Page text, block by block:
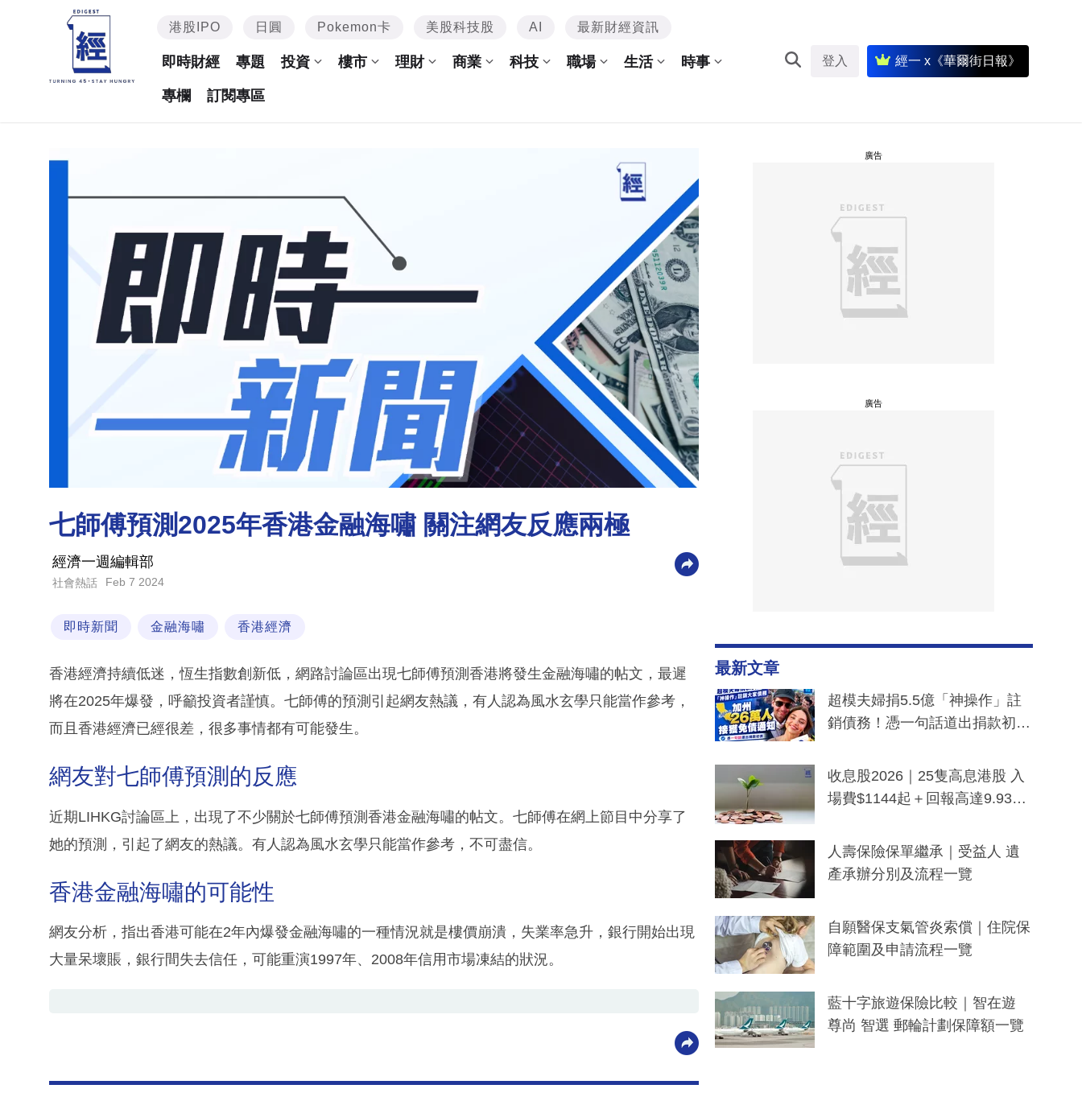
港股IPO 日圓 Pokemon卡 美股科技股 AI 最新財經資訊
即時財經 專題 投資 樓市 理財 商業 科技 職場 生活 時事
專欄 訂閱專區
登入 經一 x《華爾街日報》
七師傅預測2025年香港金融海嘯 關注網友反應兩極
經濟一週編輯部
社會熱話 Feb 7 2024
即時新聞 金融海嘯 香港經濟
香港經濟持續低迷，恆生指數創新低，網路討論區出現七師傅預測香港將發生金融海嘯的帖文，最遲
將在2025年爆發，呼籲投資者謹慎。七師傅的預測引起網友熱議，有人認為風水玄學只能當作參考，
而且香港經濟已經很差，很多事情都有可能發生。
網友對七師傅預測的反應
近期LIHKG討論區上，出現了不少關於七師傅預測香港金融海嘯的帖文。七師傅在網上節目中分享了
她的預測，引起了網友的熱議。有人認為風水玄學只能當作參考，不可盡信。
香港金融海嘯的可能性
網友分析，指出香港可能在2年內爆發金融海嘯的一種情況就是樓價崩潰，失業率急升，銀行開始出現
大量呆壞賬，銀行間失去信任，可能重演1997年、2008年信用市場凍結的狀況。
廣告
廣告
最新文章
超模夫婦捐5.5億「神操作」註
銷債務！憑一句話道出捐款初
一度被誤當詐騙手段
收息股2026｜25隻高息港股 入
場費$1144起＋回報高達9.93
人壽保險保單繼承｜受益人 遺
產承辦分別及流程一覽
自願醫保支氣管炎索償｜住院保
障範圍及申請流程一覽
藍十字旅遊保險比較｜智在遊
尊尚 智選 郵輪計劃保障額一覽